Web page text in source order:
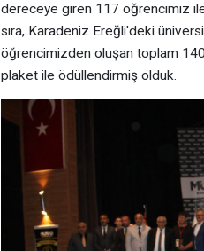
dereceye giren 117 öğrencimiz
sıra, Karadeniz Ereğli'deki
öğrencimizden oluşan toplam 140
plaket ile ödüllendirmiş olduk.